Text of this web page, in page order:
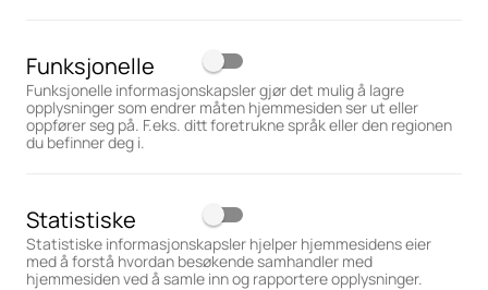
Funksjonelle
Funksjonelle informasjonskapsler gjør det mulig å lagre
opplysninger som endrer måten hjemmesiden ser ut eller
oppfører seg på. F.eks. ditt foretrukne språk eller den regionen
du befinner deg i.
Statistiske
Statistiske informasjonskapsler hjelper hjemmesidens eier
med å forstå hvordan besøkende samhandler med
hjemmesiden ved å samle inn og rapportere opplysninger.